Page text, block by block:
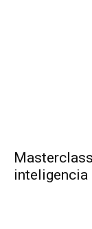
inteligencia